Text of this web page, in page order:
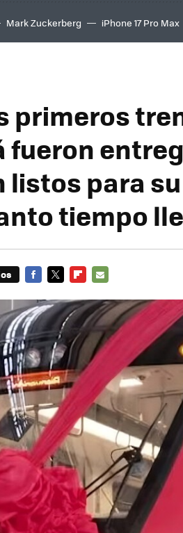
Mark Zuckerberg iPhone 17 Pro Max
C8K
primeros
fueron
listos para
tiempo
MAIL